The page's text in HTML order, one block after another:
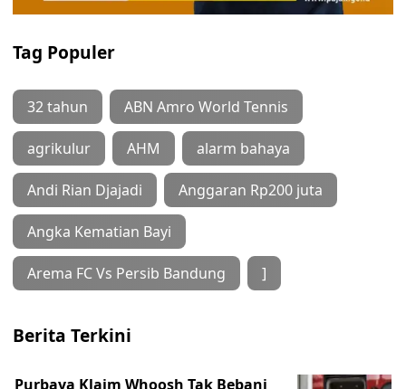
Tag Populer
32 tahun ABN Amro World Tennis
agrikulur AHM alarm bahaya
Andi Rian Djajadi Anggaran Rp200 juta
Angka Kematian Bayi
Arema FC Vs Persib Bandung ]
Berita Terkini
Purbaya Klaim Whoosh Tak Bebani